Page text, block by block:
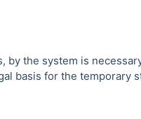
the system is
basis for the temporary